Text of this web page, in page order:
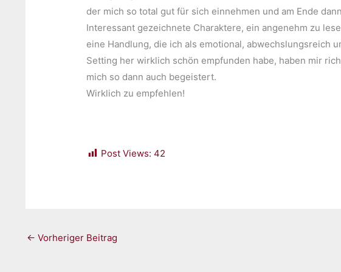
der mich so total gut für sich einnehmen und am Ende
Interessant gezeichnete Charaktere, ein angenehm zu
eine Handlung, die ich als emotional, abwechslungsreich
Setting her wirklich schön empfunden habe, haben mir
mich so dann auch begeistert.
Wirklich zu empfehlen!
Post Views: 42
← Vorheriger Beitrag